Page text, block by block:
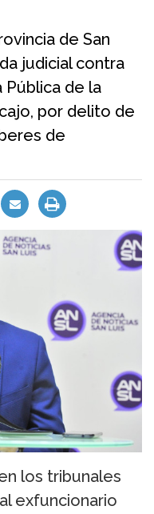
de San
judicial contra
Pública de la
por delito de
de
los tribunales
exfuncionario